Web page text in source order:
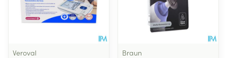
Veroval
Braun